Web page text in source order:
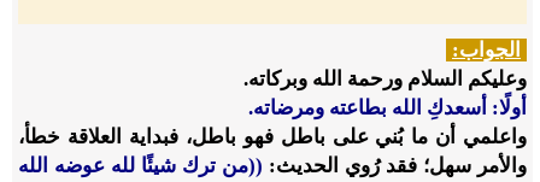
الجواب:
وعليكم السلام ورحمة الله وبركاته.
أولًا: أسعدكِ الله بطاعته ومرضاته.
واعلمي أن ما بُني على باطل فهو باطل، فبداية العلاقة خطأ،
والأمر سهل؛ فقد رُوي الحديث: ((من ترك شيئًا لله عوضه الله